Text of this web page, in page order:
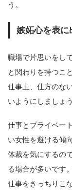
う。
嫉妬心を表に
職場で片思いをし
と関わりを持つこ
仕事上、仕方のな
いようにしましょう
仕事とプライベー
い女性を避ける傾
体裁を気にするの
る場合が多いです
仕事をきっちりこ